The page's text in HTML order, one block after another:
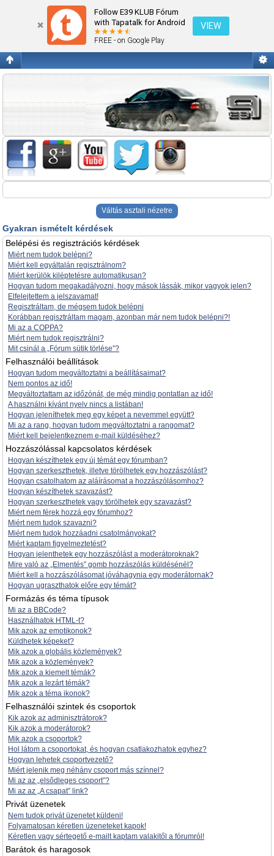
Follow E39 KLUB Fórum
with Tapatalk for Android
FREE - on Google Play
VIEW
Gyakran ismételt kérdések
Váltás asztali nézetre
Gyakran ismételt kérdések
Belépési és regisztrációs kérdések
Miért nem tudok belépni?
Miért kell egyáltalán regisztrálnom?
Miért kerülök kiléptetésre automatikusan?
Hogyan tudom megakadályozni, hogy mások lássák, mikor vagyok jelen?
Elfelejtettem a jelszavamat!
Regisztráltam, de mégsem tudok belépni
Korábban regisztráltam magam, azonban már nem tudok belépni?!
Mi az a COPPA?
Miért nem tudok regisztrálni?
Mit csinál a „Fórum sütik törlése”?
Felhasználói beállítások
Hogyan tudom megváltoztatni a beállításaimat?
Nem pontos az idő!
Megváltoztattam az időzónát, de még mindig pontatlan az idő!
A használni kívánt nyelv nincs a listában!
Hogyan jeleníthetek meg egy képet a nevemmel együtt?
Mi az a rang, hogyan tudom megváltoztatni a rangomat?
Miért kell bejelentkeznem e-mail küldéséhez?
Hozzászólással kapcsolatos kérdések
Hogyan készíthetek egy új témát egy fórumban?
Hogyan szerkeszthetek, illetve törölhetek egy hozzászólást?
Hogyan csatolhatom az aláírásomat a hozzászólásomhoz?
Hogyan készíthetek szavazást?
Hogyan szerkeszthetek vagy törölhetek egy szavazást?
Miért nem férek hozzá egy fórumhoz?
Miért nem tudok szavazni?
Miért nem tudok hozzáadni csatolmányokat?
Miért kaptam figyelmeztetést?
Hogyan jelenthetek egy hozzászólást a moderátoroknak?
Mire való az „Elmentés” gomb hozzászólás küldésénél?
Miért kell a hozzászólásomat jóváhagynia egy moderátornak?
Hogyan ugraszthatok előre egy témát?
Formázás és téma típusok
Mi az a BBCode?
Használhatok HTML-t?
Mik azok az emotikonok?
Küldhetek képeket?
Mik azok a globális közlemények?
Mik azok a közlemények?
Mik azok a kiemelt témák?
Mik azok a lezárt témák?
Mik azok a téma ikonok?
Felhasználói szintek és csoportok
Kik azok az adminisztrátorok?
Kik azok a moderátorok?
Mik azok a csoportok?
Hol látom a csoportokat, és hogyan csatlakozhatok egyhez?
Hogyan lehetek csoportvezető?
Miért jelenik meg néhány csoport más színnel?
Mi az az „elsődleges csoport”?
Mi az az „A csapat” link?
Privát üzenetek
Nem tudok privát üzenetet küldeni!
Folyamatosan kéretlen üzeneteket kapok!
Kéretlen vagy sértegető e-mailt kaptam valakitől a fórumról!
Barátok és haragosok